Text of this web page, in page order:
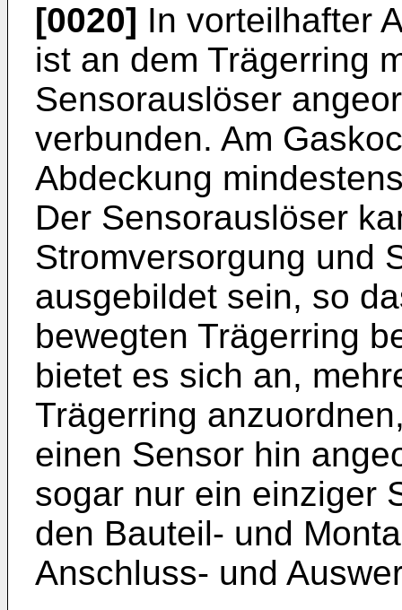
[0020] In vorteilhafter
ist an dem Trägerring
Sensorauslöser
verbunden. Am
Abdeckung
Der Sensorauslöser
Stromversorgung und
ausgebildet sein, so
bewegten Trägerring
bietet es sich an,
Trägerring
einen Sensor hin
sogar nur ein einziger
den Bauteil- und
Anschluss- und